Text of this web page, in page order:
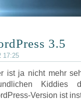
3.5
17:25
ist ja nicht mehr
Kiddies
Version ist